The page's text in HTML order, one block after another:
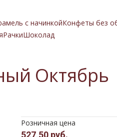
с начинкойКонфеты без
РачкиШоколад
Октябрь
Розничная цена
527,50 руб.